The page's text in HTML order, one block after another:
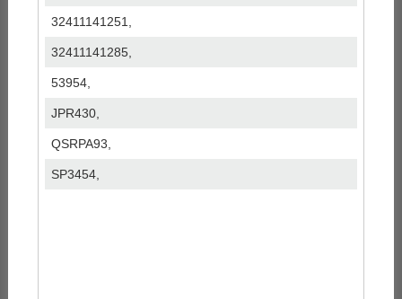
32411141251,
32411141285,
53954,
JPR430,
QSRPA93,
SP3454,